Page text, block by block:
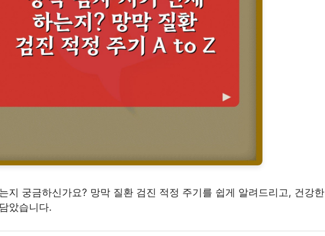
지 궁금하신가요? 망막 질환 검진 적정 주기를 쉽게 알려드리고, 건강한
았습니다.